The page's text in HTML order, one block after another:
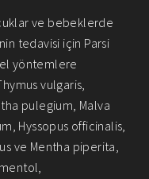
ve bebeklerde
tedavisi için Parsi
yöntemlere
vulgaris,
pulegium, Malva
Hyssopus officinalis,
ve Mentha piperita,